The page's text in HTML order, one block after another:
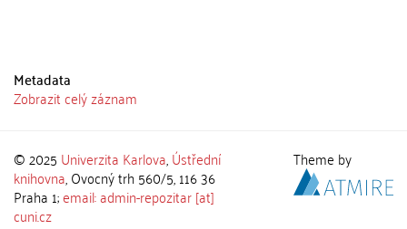
Metadata
Zobrazit celý záznam
© 2025 Univerzita Karlova,Ústřední
knihovna, Ovocný trh 560/5, 116 36
Praha 1;email: admin-repozitar [at]
cuni.cz
Theme by